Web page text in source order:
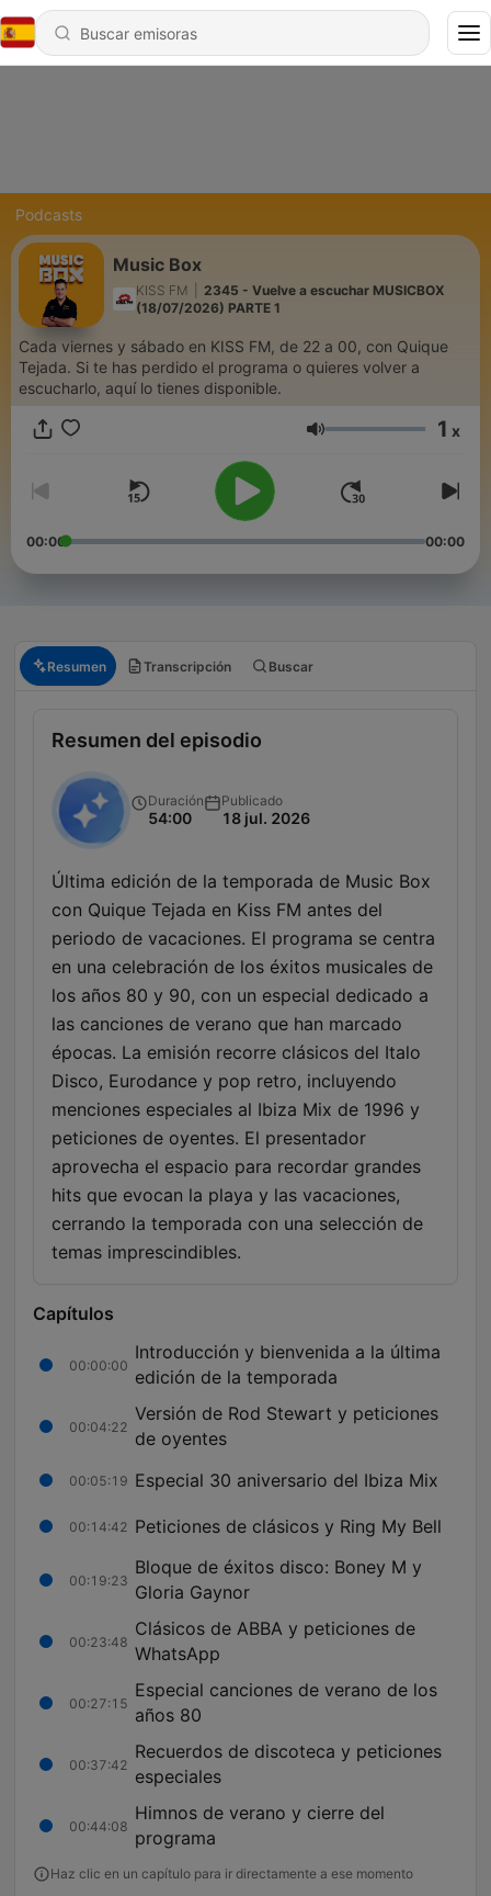
Podcasts
Music Box
KISS FM
2345 - Vuelve a escuchar MUSICBOX
(18/07/2026) PARTE 1
Cada viernes y sábado en KISS FM, de 22 a 00, con Quique
Tejada. Si te has perdido el programa o quieres volver a
escucharlo, aquí lo tienes disponible.
Volumen 1 x
00:00 00:00
Resumen Transcripción Buscar
Resumen del episodio
Duración
54:00
Publicado
18 jul. 2026
Última edición de la temporada de Music Box
con Quique Tejada en Kiss FM antes del
periodo de vacaciones. El programa se centra
en una celebración de los éxitos musicales de
los años 80 y 90, con un especial dedicado a
las canciones de verano que han marcado
épocas. La emisión recorre clásicos del Italo
Disco, Eurodance y pop retro, incluyendo
menciones especiales al Ibiza Mix de 1996 y
peticiones de oyentes. El presentador
aprovecha el espacio para recordar grandes
hits que evocan la playa y las vacaciones,
cerrando la temporada con una selección de
temas imprescindibles.
Capítulos
00:00:00
Introducción y bienvenida a la última
edición de la temporada
00:04:22
Versión de Rod Stewart y peticiones
de oyentes
00:05:19 Especial 30 aniversario del Ibiza Mix
00:14:42 Peticiones de clásicos y Ring My Bell
00:19:23
Bloque de éxitos disco: Boney M y
Gloria Gaynor
00:23:48
Clásicos de ABBA y peticiones de
WhatsApp
00:27:15
Especial canciones de verano de los
años 80
00:37:42
Recuerdos de discoteca y peticiones
especiales
00:44:08
Himnos de verano y cierre del
programa
Haz clic en un capítulo para ir directamente a ese momento